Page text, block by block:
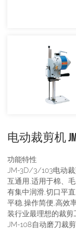
电动裁剪机
功能特性
JM-3D/3/103电动裁
互通用,适用于棉、
有集中润滑,切口平
平稳,操作简便,高效
装行业最理想的裁剪
JM-108自动磨刀裁